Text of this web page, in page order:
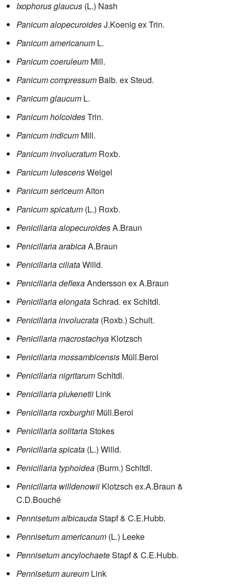
Ixophorus glaucus (L.) Nash
Panicum alopecuroidesJ.Koenig ex Trin.
Panicum americanum L.
Panicum coeruleum Mill.
Panicum compressum Balb. ex Steud.
Panicum glaucum L.
Panicum holcoidesTrin.
Panicum indicum Mill.
Panicum involucratum Roxb.
Panicum lutescensWeigel
Panicum sericeumAiton
Panicum spicatum (L.) Roxb.
Penicillaria alopecuroidesA.Braun
Penicillaria arabicaA.Braun
Penicillaria ciliataWilld.
Penicillaria deflexaAndersson ex A.Braun
Penicillaria elongataSchrad. ex Schltdl.
Penicillaria involucrata (Roxb.) Schult.
Penicillaria macrostachya Klotzsch
Penicillaria mossambicensis Müll.Berol
Penicillaria nigritarumSchltdl.
Penicillaria plukenetii Link
Penicillaria roxburghii Müll.Berol
Penicillaria solitariaStokes
Penicillaria spicata (L.) Willd.
Penicillaria typhoidea (Burm.) Schltdl.
Penicillaria willdenowii Klotzsch ex.A.Braun &
C.D.Bouché
Pennisetum albicaudaStapf & C.E.Hubb.
Pennisetum americanum (L.) Leeke
Pennisetum ancylochaeteStapf & C.E.Hubb.
Pennisetum aureum Link